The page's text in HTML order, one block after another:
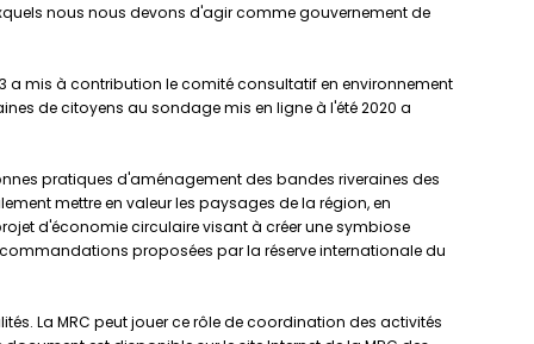
nous nous devons d'agir comme gouvernement de
a mis à contribution le comité consultatif en environnement
de citoyens au sondage mis en ligne à l'été 2020 a
pratiques d'aménagement des bandes riveraines des
mettre en valeur les paysages de la région, en
d'économie circulaire visant à créer une symbiose
proposées par la réserve internationale du
La MRC peut jouer ce rôle de coordination des activités